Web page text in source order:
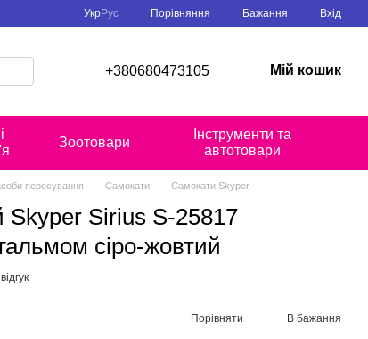
УкрРус Порівняння Бажання Вхід
+380680473105 Мій кошик
Зоотовари
Інструменти та
автотовари
пересування Самокати Самокати Skyper
Skyper Sirius S-25817
сіро-жовтий
Порівняти В бажання